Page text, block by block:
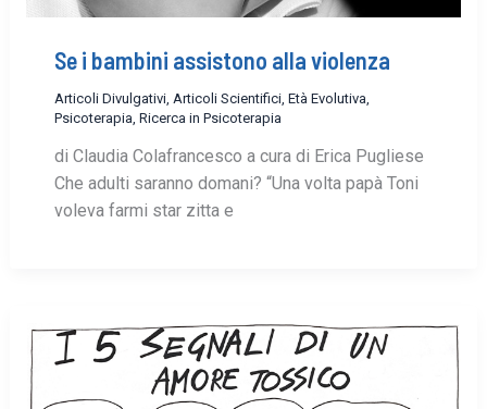
Se i bambini assistono alla violenza
Articoli Divulgativi, Articoli Scientifici, Età Evolutiva,
Psicoterapia, Ricerca in Psicoterapia
di Claudia Colafrancesco a cura di Erica Pugliese
Che adulti saranno domani? “Una volta papà Toni
voleva farmi star zitta e